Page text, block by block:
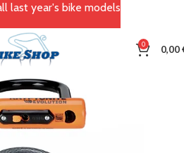
0 0,00
last year's bike models